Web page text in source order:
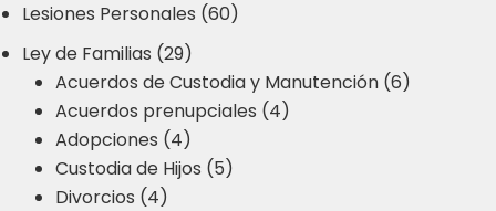
Lesiones Personales (60)
Ley de Familias (29)
Acuerdos de Custodia y Manutención (6)
Acuerdos prenupciales (4)
Adopciones (4)
Custodia de Hijos (5)
Divorcios (4)